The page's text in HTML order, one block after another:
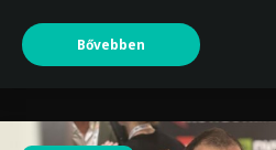
Bővebben